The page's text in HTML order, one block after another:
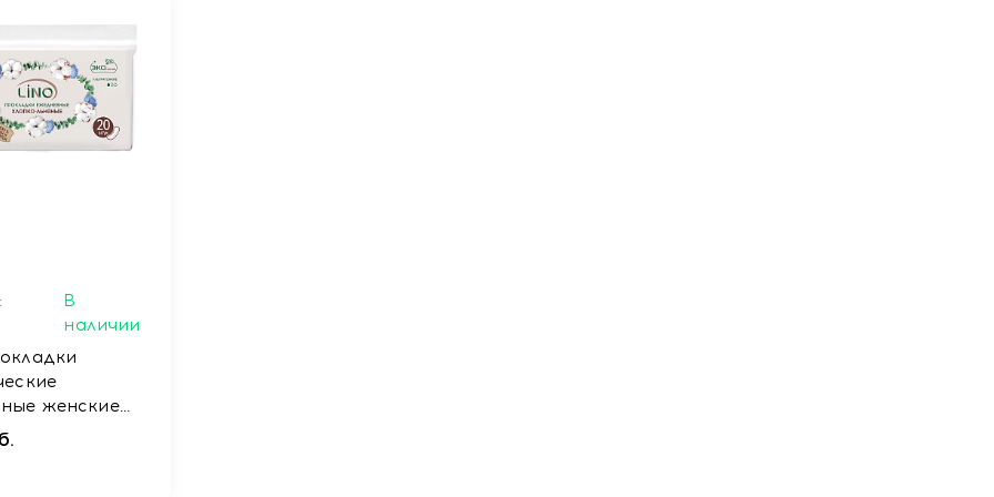
из гигроскопического льна и хлопка, отбеленных кислородным
и льна.
Удерживает влагу и микроорганизмы внутри прокладки, сдерживает
из кукурузного и картофельного крахмала, вместо полимерной
на основе натурального каучука.
В
наличии
женские
п/э мяг.